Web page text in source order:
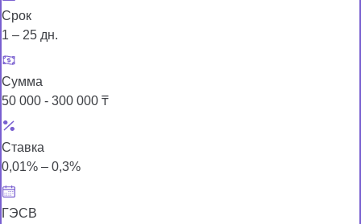
Срок
1 – 25 дн.
Сумма
50 000 - 300 000 ₸
Ставка
0,01% – 0,3%
ГЭСВ